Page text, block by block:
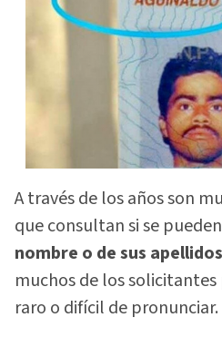
A través de los años son
que consultan si se
nombre o de sus
muchos de los
raro o difícil de pronunciar.